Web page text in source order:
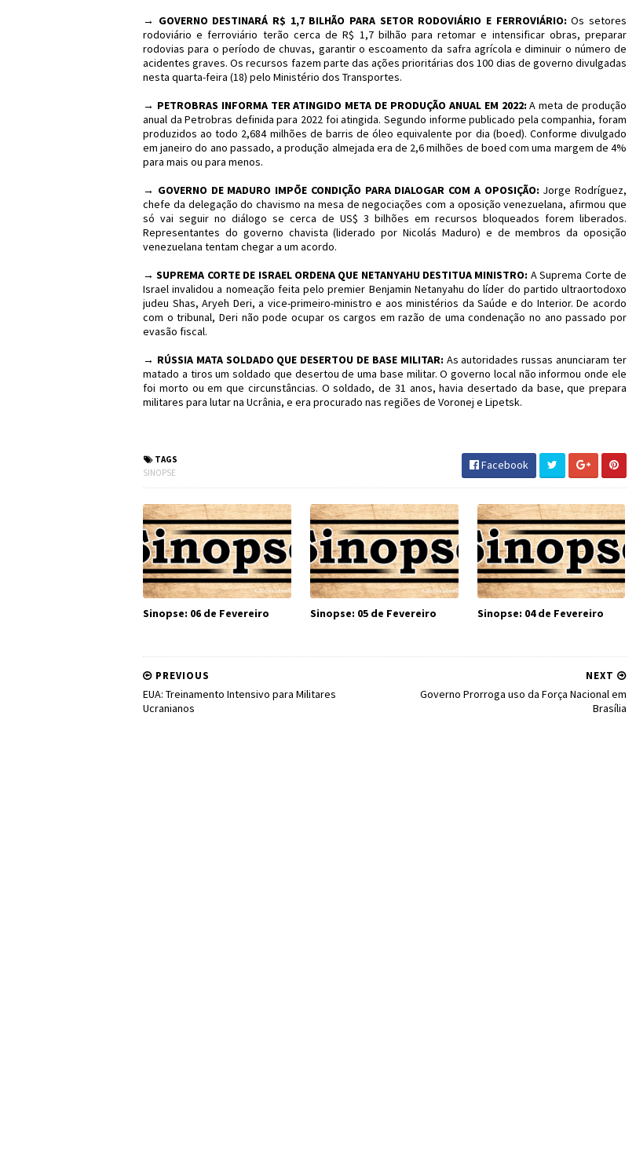
→ GOVERNO DESTINARÁ R$ 1,7 BILHÃO PARA SETOR RODOVIÁRIO E FERROVIÁRIO: Os setores
rodoviário e ferroviário terão cerca de R$ 1,7 bilhão para retomar e intensificar obras, preparar
rodovias para o período de chuvas, garantir o escoamento da safra agrícola e diminuir o número de
acidentes graves. Os recursos fazem parte das ações prioritárias dos 100 dias de governo divulgadas
nesta quarta-feira (18) pelo Ministério dos Transportes.
→ PETROBRAS INFORMA TER ATINGIDO META DE PRODUÇÃO ANUAL EM 2022: A meta de produção
anual da Petrobras definida para 2022 foi atingida. Segundo informe publicado pela companhia, foram
produzidos ao todo 2,684 milhões de barris de óleo equivalente por dia (boed). Conforme divulgado
em janeiro do ano passado, a produção almejada era de 2,6 milhões de boed com uma margem de 4%
para mais ou para menos.
→ GOVERNO DE MADURO IMPÕE CONDIÇÃO PARA DIALOGAR COM A OPOSIÇÃO: Jorge Rodríguez,
chefe da delegação do chavismo na mesa de negociações com a oposição venezuelana, afirmou que
só vai seguir no diálogo se cerca de US$ 3 bilhões em recursos bloqueados forem liberados.
Representantes do governo chavista (liderado por Nicolás Maduro) e de membros da oposição
venezuelana tentam chegar a um acordo.
→SUPREMA CORTE DE ISRAEL ORDENA QUE NETANYAHU DESTITUA MINISTRO: A Suprema Corte de
Israel invalidou a nomeação feita pelo premier Benjamin Netanyahu do líder do partido ultraortodoxo
judeu Shas, Aryeh Deri, a vice-primeiro-ministro e aos ministérios da Saúde e do Interior. De acordo
com o tribunal, Deri não pode ocupar os cargos em razão de uma condenação no ano passado por
evasão fiscal.
→ RÚSSIA MATA SOLDADO QUE DESERTOU DE BASE MILITAR: As autoridades russas anunciaram ter
matado a tiros um soldado que desertou de uma base militar. O governo local não informou onde ele
foi morto ou em que circunstâncias. O soldado, de 31 anos, havia desertado da base, que prepara
militares para lutar na Ucrânia, e era procurado nas regiões de Voronej e Lipetsk.
TAGS
SINOPSE
Facebook
Sinopse: 06 de Fevereiro Sinopse: 05 de Fevereiro Sinopse: 04 de Fevereiro
NEXT
Governo Prorroga uso da Força Nacional em
Brasília
PREVIOUS
EUA: Treinamento Intensivo para Militares
Ucranianos